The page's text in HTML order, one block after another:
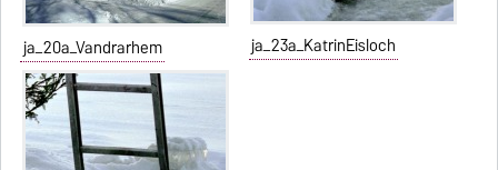
ja_20a_Vandrarhem ja_23a_KatrinEisloch